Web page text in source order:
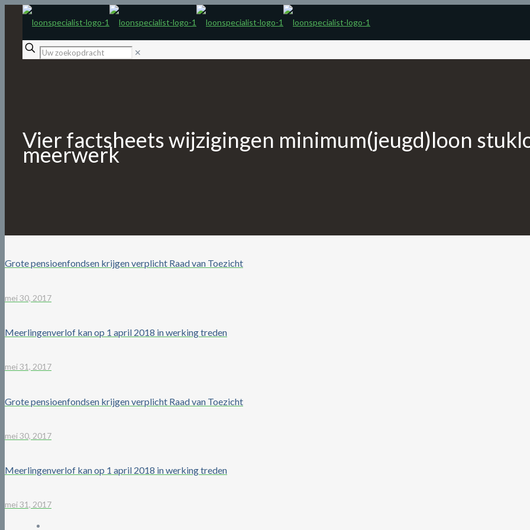
✕
Vier factsheets wijzigingen minimum(jeugd)loon
meerwerk
Grote pensioenfondsen krijgen verplicht Raad van Toezicht
mei 30, 2017
Meerlingenverlof kan op 1 april 2018 in werking treden
mei 31, 2017
Grote pensioenfondsen krijgen verplicht Raad van Toezicht
mei 30, 2017
Meerlingenverlof kan op 1 april 2018 in werking treden
mei 31, 2017